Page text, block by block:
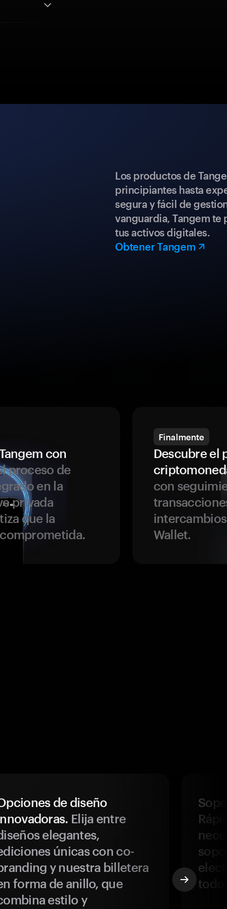
Los productos de
principiantes hasta
segura y fácil de
vanguardia, Tangem
tus activos digitales.
Obtener Tangem
con
proceso de
en la
privada
que la
Finalmente
Descubre el
con
Wallet.
de diseño
Elija entre
elegantes,
únicas con co-
y nuestra billetera
forma de anillo, que
estilo y
todo